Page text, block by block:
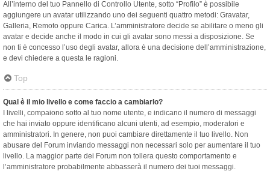
All’interno del tuo Pannello di Controllo Utente, sotto “Profilo” è possibile
aggiungere un avatar utilizzando uno dei seguenti quattro metodi: Gravatar,
Galleria, Remoto oppure Carica. L’amministratore decide se abilitare o meno gli
avatar e decide anche il modo in cui gli avatar sono messi a disposizione. Se
non ti è concesso l’uso degli avatar, allora è una decisione dell’amministrazione,
e devi chiedere a questa le ragioni.
Top
Qual è il mio livello e come faccio a cambiarlo?
I livelli, compaiono sotto al tuo nome utente, e indicano il numero di messaggi
che hai inviato oppure identificano alcuni utenti, ad esempio, moderatori e
amministratori. In genere, non puoi cambiare direttamente il tuo livello. Non
abusare del Forum inviando messaggi non necessari solo per aumentare il tuo
livello. La maggior parte dei Forum non tollera questo comportamento e
l’amministratore probabilmente abbasserà il numero dei tuoi messaggi.